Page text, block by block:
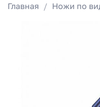
Главная Ножи по